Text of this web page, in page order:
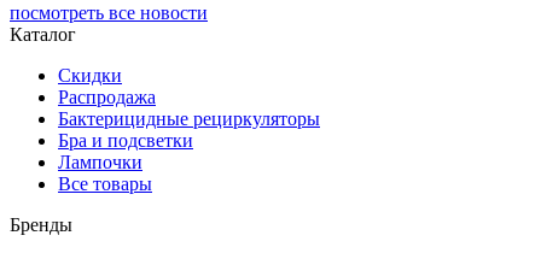
посмотреть все новости
Каталог
Скидки
Распродажа
Бактерицидные рециркуляторы
Бра и подсветки
Лампочки
Все товары
Бренды